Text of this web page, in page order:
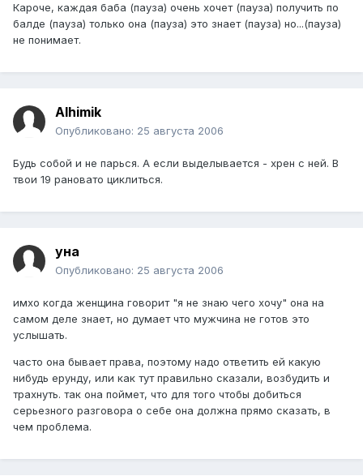
Кароче, каждая баба (пауза) очень хочет (пауза) получить по
балде (пауза) только она (пауза) это знает (пауза) но...(пауза)
не понимает.
Alhimik
Опубликовано: 25 августа 2006
Будь собой и не парься. А если выделывается - хрен с ней. В
твои 19 рановато циклиться.
уна
Опубликовано: 25 августа 2006
имхо когда женщина говорит "я не знаю чего хочу" она на
самом деле знает, но думает что мужчина не готов это
услышать.
часто она бывает права, поэтому надо ответить ей какую
нибудь ерунду, или как тут правильно сказали, возбудить и
трахнуть. так она поймет, что для того чтобы добиться
серьезного разговора о себе она должна прямо сказать, в
чем проблема.